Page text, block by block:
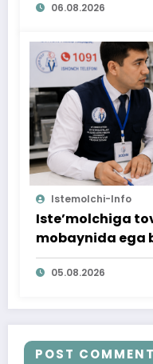
06.08.2026
Istemolchi-Info
Iste’molchiga
mobaynida ega
ta’minlab berildi
05.08.2026
POST COMMENT